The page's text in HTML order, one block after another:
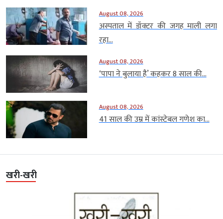
August 08, 2026
अस्पताल में डॉक्टर की जगह माली लगा
रहा...
August 08, 2026
‘पापा ने बुलाया है’ कहकर 8 साल की...
August 08, 2026
41 साल की उम्र में कांस्टेबल गणेश का...
खरी-खरी